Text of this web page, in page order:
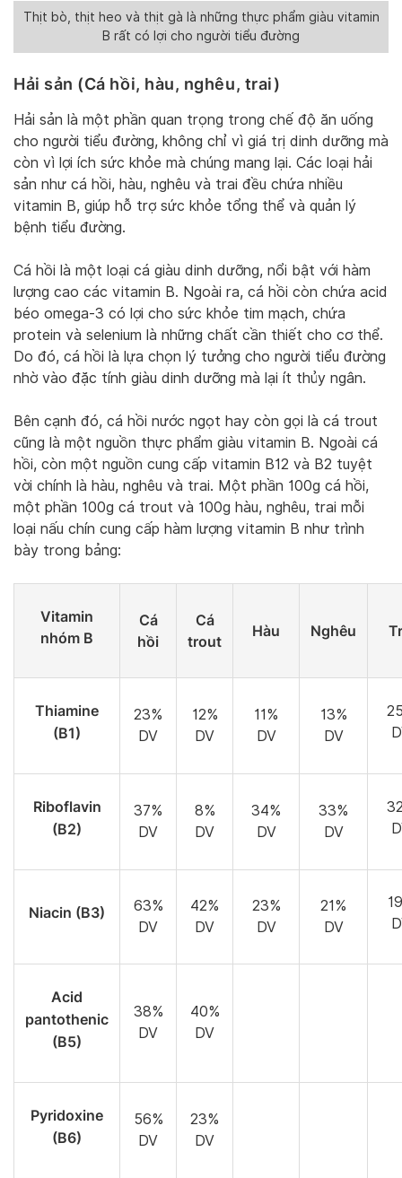
Thịt bò, thịt heo và thịt gà là những thực phẩm giàu vitamin
B rất có lợi cho người tiểu đường
Hải sản (Cá hồi, hàu, nghêu, trai)
Hải sản là một phần quan trọng trong chế độ ăn uống
cho người tiểu đường, không chỉ vì giá trị dinh dưỡng mà
còn vì lợi ích sức khỏe mà chúng mang lại. Các loại hải
sản như cá hồi, hàu, nghêu và trai đều chứa nhiều
vitamin B, giúp hỗ trợ sức khỏe tổng thể và quản lý
bệnh tiểu đường.
Cá hồi là một loại cá giàu dinh dưỡng, nổi bật với hàm
lượng cao các vitamin B. Ngoài ra, cá hồi còn chứa acid
béo omega-3 có lợi cho sức khỏe tim mạch, chứa
protein và selenium là những chất cần thiết cho cơ thể.
Do đó, cá hồi là lựa chọn lý tưởng cho người tiểu đường
nhờ vào đặc tính giàu dinh dưỡng mà lại ít thủy ngân.
Bên cạnh đó, cá hồi nước ngọt hay còn gọi là cá trout
cũng là một nguồn thực phẩm giàu vitamin B. Ngoài cá
hồi, còn một nguồn cung cấp vitamin B12 và B2 tuyệt
vời chính là hàu, nghêu và trai. Một phần 100g cá hồi,
một phần 100g cá trout và 100g hàu, nghêu, trai mỗi
loại nấu chín cung cấp hàm lượng vitamin B như trình
bày trong bảng:
Vitamin
nhóm B
Cá
hồi
Cá
trout
Hàu Nghêu
Thiamine
(B1)
23%
DV
12%
DV
11%
DV
13%
DV
Riboflavin
(B2)
37%
DV
8%
DV
34%
DV
33%
DV
Niacin (B3)
63%
DV
42%
DV
23%
DV
21%
DV
Acid
pantothenic
(B5)
38%
DV
40%
DV
Pyridoxine
(B6)
56%
DV
23%
DV